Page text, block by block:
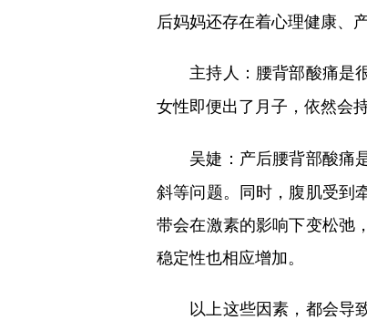
后妈妈还存在着心理健康、
主持人：腰背部酸痛是
女性即便出了月子，依然会
吴婕： 产后腰背部酸痛
斜等问题。同时，腹肌受到
带会在激素的影响下变松弛
稳定性也相应增加。
以上这些因素，都会导致